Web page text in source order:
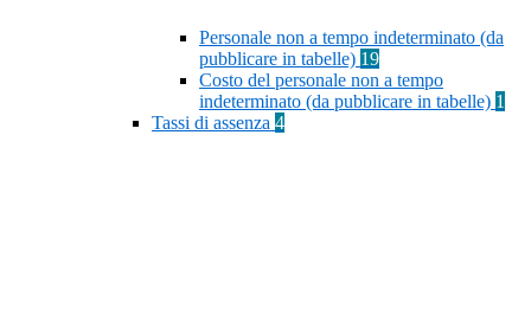
Personale non a tempo indeterminato (da
pubblicare in tabelle) 19
Costo del personale non a tempo
indeterminato (da pubblicare in tabelle) 1
Tassi di assenza 4